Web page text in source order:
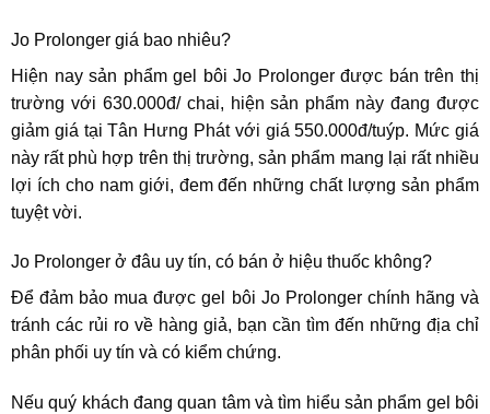
Jo Prolonger giá bao nhiêu?
Hiện nay sản phẩm gel bôi Jo Prolonger được bán trên thị
trường với 630.000đ/ chai, hiện sản phẩm này đang được
giảm giá tại Tân Hưng Phát với giá 550.000đ/tuýp. Mức giá
này rất phù hợp trên thị trường, sản phẩm mang lại rất nhiều
lợi ích cho nam giới, đem đến những chất lượng sản phẩm
tuyệt vời.
Jo Prolonger ở đâu uy tín, có bán ở hiệu thuốc không?
Để đảm bảo mua được gel bôi Jo Prolonger chính hãng và
tránh các rủi ro về hàng giả, bạn cần tìm đến những địa chỉ
phân phối uy tín và có kiểm chứng.
Nếu quý khách đang quan tâm và tìm hiểu sản phẩm gel bôi